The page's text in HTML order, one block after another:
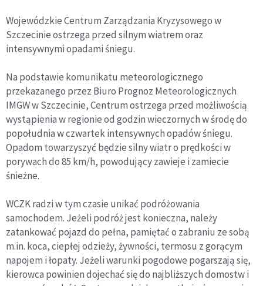
Wojewódzkie Centrum Zarządzania Kryzysowego w
Szczecinie ostrzega przed silnym wiatrem oraz
intensywnymi opadami śniegu.
Na podstawie komunikatu meteorologicznego
przekazanego przez Biuro Prognoz Meteorologicznych
IMGW w Szczecinie, Centrum ostrzega przed możliwością
wystąpienia w regionie od godzin wieczornych w środę do
popołudnia w czwartek intensywnych opadów śniegu.
Opadom towarzyszyć będzie silny wiatr o prędkości w
porywach do 85 km/h, powodujący zawieje i zamiecie
śnieżne.
WCZK radzi w tym czasie unikać podróżowania
samochodem. Jeżeli podróż jest konieczna, należy
zatankować pojazd do pełna, pamiętać o zabraniu ze sobą
m.in. koca, ciepłej odzieży, żywności, termosu z gorącym
napojem i łopaty. Jeżeli warunki pogodowe pogarszają się,
kierowca powinien dojechać się do najbliższych domostw i